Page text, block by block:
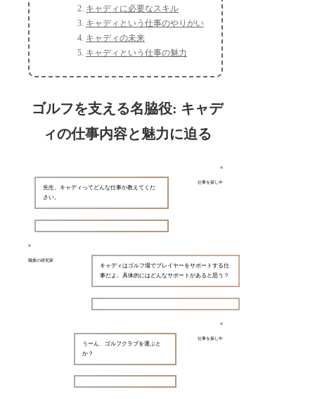
キャディに必要なスキル
キャディという仕事のやりがい
キャディの未来
キャディという仕事の魅力
ゴルフを支える名脇役: キャデ
ィの仕事内容と魅力に迫る
仕事を探し中
先生、キャディってどんな仕事か教えてくだ
さい。
職業の研究家
キャディはゴルフ場でプレイヤーをサポートする仕
事だよ。具体的にはどんなサポートがあると思う？
仕事を探し中
うーん、ゴルフクラブを運ぶと
か？